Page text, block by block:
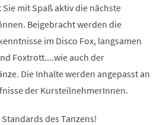
mit Spaß aktiv die nächste
Beigebracht werden die
im Disco Fox, langsamen
Foxtrott....wie auch der
Die Inhalte werden angepasst an
der KursteilnehmerInnen.
des Tanzens!